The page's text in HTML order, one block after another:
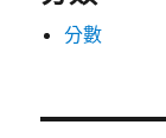
分數